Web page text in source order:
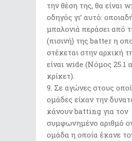
την θέση της, θα είναι
οδηγός γι’ αυτό:
μπαλονιά περάσει από
(πισινή) της batter η
στέκεται στην αρχική
είναι wide (Νόμος 25.1
κρίκετ).
Σε αγώνες στους
ομάδες είχαν την
κάνουν batting για τον
συμφωνημένο αριθμό
ομάδα η οποία έκανε